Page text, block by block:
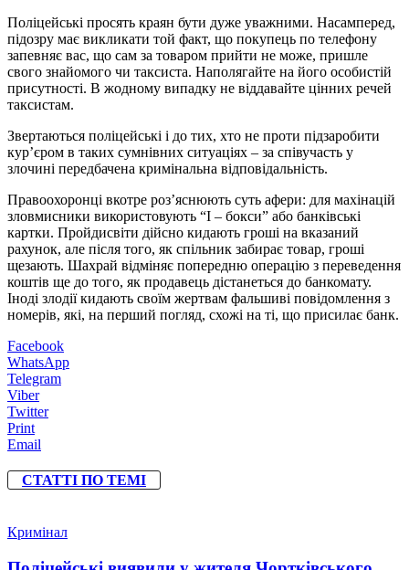
Поліцейські просять краян бути дуже уважними. Насамперед,
підозру має викликати той факт, що покупець по телефону
запевняє вас, що сам за товаром прийти не може, пришле
свого знайомого чи таксиста. Наполягайте на його особистій
присутності. В жодному випадку не віддавайте цінних речей
таксистам.
Звертаються поліцейські і до тих, хто не проти підзаробити
кур’єром в таких сумнівних ситуаціях – за співучасть у
злочині передбачена кримінальна відповідальність.
Правоохоронці вкотре роз’яснюють суть афери: для махінацій
зловмисники використовують “І – бокси” або банківські
картки. Пройдисвіти дійсно кидають гроші на вказаний
рахунок, але після того, як спільник забирає товар, гроші
щезають. Шахрай відміняє попередню операцію з переведення
коштів ще до того, як продавець дістанеться до банкомату.
Іноді злодії кидають своїм жертвам фальшиві повідомлення з
номерів, які, на перший погляд, схожі на ті, що присилає банк.
Facebook
WhatsApp
Telegram
Viber
Twitter
Print
Email
СТАТТІ ПО ТЕМІ
Кримінал